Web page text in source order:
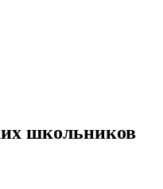
школьников